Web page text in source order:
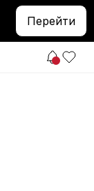
Перейти